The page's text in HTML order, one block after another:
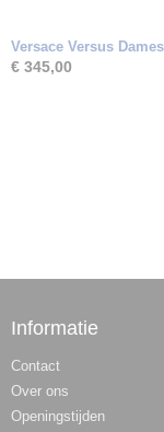
Versace Versus
€ 345,00
Informatie
Contact
Over ons
Openingstijden